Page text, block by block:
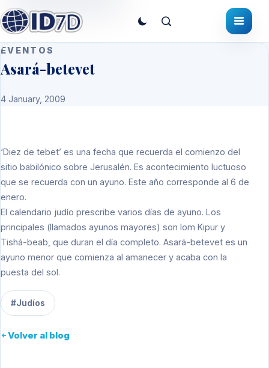
EVENTOS
Asará-betevet
4 January, 2009
‘Diez de tebet’ es una fecha que recuerda el comienzo del
sitio babilónico sobre Jerusalén. Es acontecimiento luctuoso
que se recuerda con un ayuno. Este año corresponde al 6 de
enero.
El calendario judío prescribe varios días de ayuno. Los
principales (llamados ayunos mayores) son Iom Kipur y
Tishá-beab, que duran el día completo. Asará-betevet es un
ayuno menor que comienza al amanecer y acaba con la
puesta del sol.
#Judíos
Volver al blog